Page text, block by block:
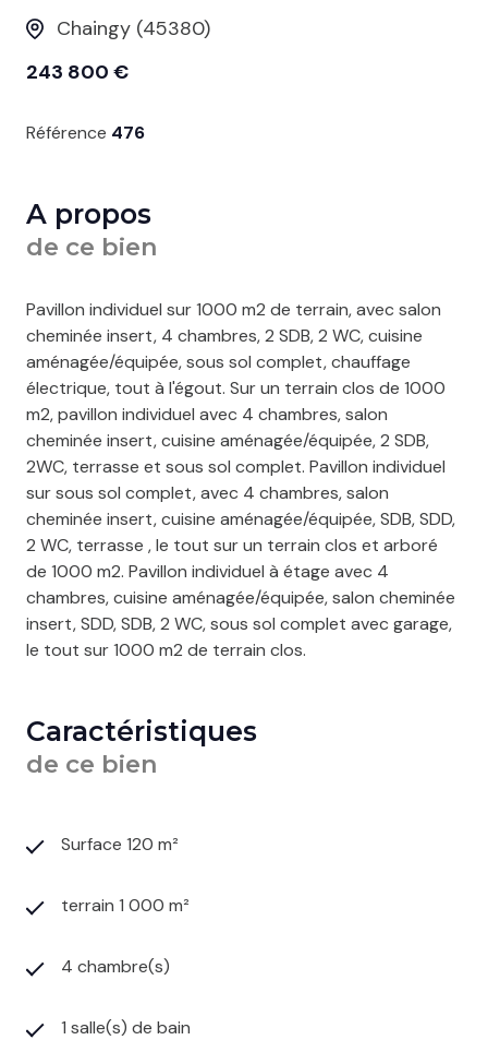
Chaingy (45380)
243 800 €
Référence 476
A propos
de ce bien
Pavillon individuel sur 1000 m2 de terrain, avec salon
cheminée insert, 4 chambres, 2 SDB, 2 WC, cuisine
aménagée/équipée, sous sol complet, chauffage
électrique, tout à l'égout. Sur un terrain clos de 1000
m2, pavillon individuel avec 4 chambres, salon
cheminée insert, cuisine aménagée/équipée, 2 SDB,
2WC, terrasse et sous sol complet. Pavillon individuel
sur sous sol complet, avec 4 chambres, salon
cheminée insert, cuisine aménagée/équipée, SDB, SDD,
2 WC, terrasse , le tout sur un terrain clos et arboré
de 1000 m2. Pavillon individuel à étage avec 4
chambres, cuisine aménagée/équipée, salon cheminée
insert, SDD, SDB, 2 WC, sous sol complet avec garage,
le tout sur 1000 m2 de terrain clos.
Caractéristiques
de ce bien
Surface 120 m²
terrain 1 000 m²
4 chambre(s)
1 salle(s) de bain